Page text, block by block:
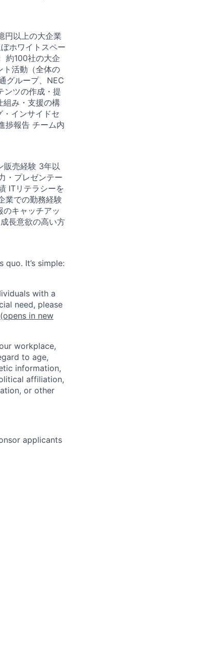
円以上の大企業
ホワイトスペー
約100社の大企
ト活動（全体の
グループ、NEC
ンツの作成・提
組み・支援の構
インサイドセ
捗報告 チーム内
販売経験 3年以
・プレゼンテー
ITリテラシーを
業での勤務経験
キャッチアッ
長意欲の高い方
It’s simple:
with a
need, please
(opens in new
workplace,
to age,
information,
affiliation,
or other
applicants